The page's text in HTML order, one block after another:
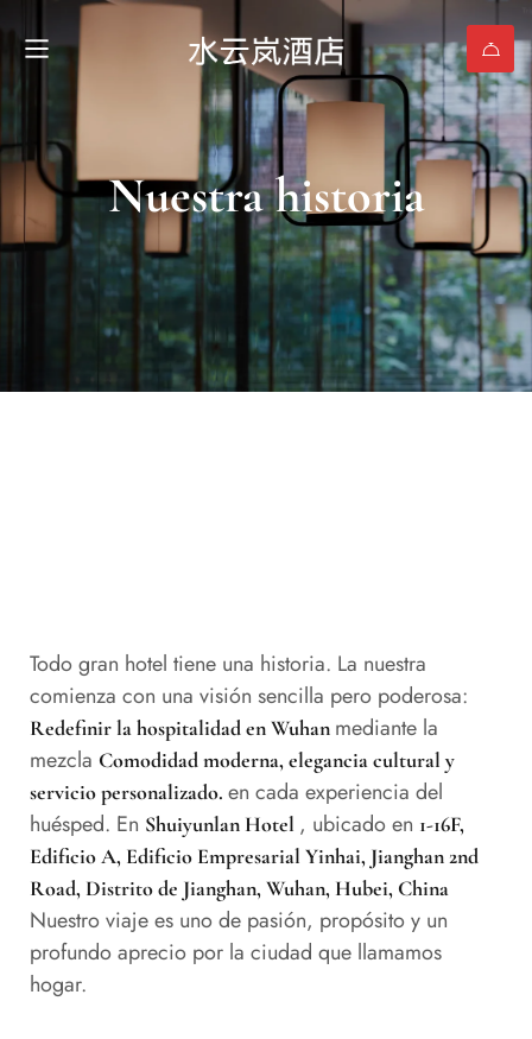
Nuestra historia
Todo gran hotel tiene una historia. La nuestra
comienza con una visión sencilla pero poderosa:
Redefinir la hospitalidad en Wuhan mediante la
mezcla Comodidad moderna, elegancia cultural y
servicio personalizado. en cada experiencia del
huésped. En Shuiyunlan Hotel , ubicado en 1-16F,
Edificio A, Edificio Empresarial Yinhai, Jianghan 2nd
Road, Distrito de Jianghan, Wuhan, Hubei, China
Nuestro viaje es uno de pasión, propósito y un
profundo aprecio por la ciudad que llamamos
hogar.